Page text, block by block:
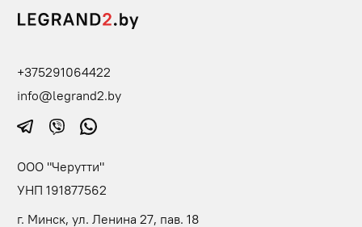
+375291064422
info@legrand2.by
ООО "Черутти"
УНП 191877562
г. Минск, ул. Ленина 27, пав. 18